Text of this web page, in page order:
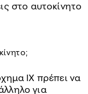
στο αυτοκίνητο
ΙΧ πρέπει να
για